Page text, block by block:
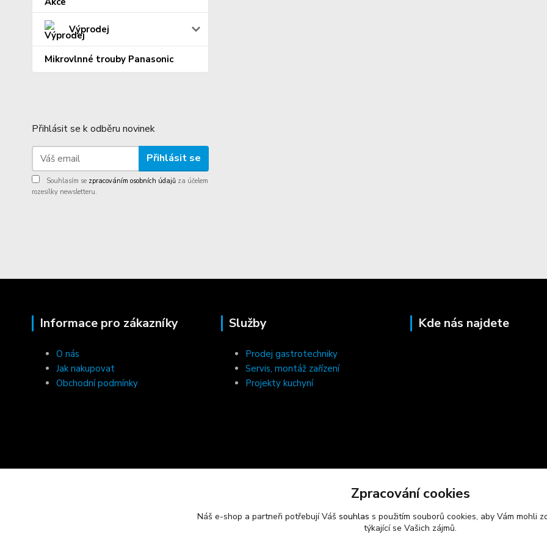
Výprodej
Mikrovlnné trouby Panasonic
Přihlásit se k odběru novinek
Přihlásit se
Souhlasím se zpracováním osobních údajů za účelem
rozesílky newsletteru.
Informace pro zákazníky
O nás
Jak nakupovat
Obchodní podmínky
Služby
Prodej gastrotechniky
Servis, montáž zařízení
Projekty kuchyní
Kde nás najdete
Zpracování cookies
Náš e-shop a partneři potřebují Váš souhlas s použitím souborů cookies, aby Vám mohli
týkající se Vašich zájmů.